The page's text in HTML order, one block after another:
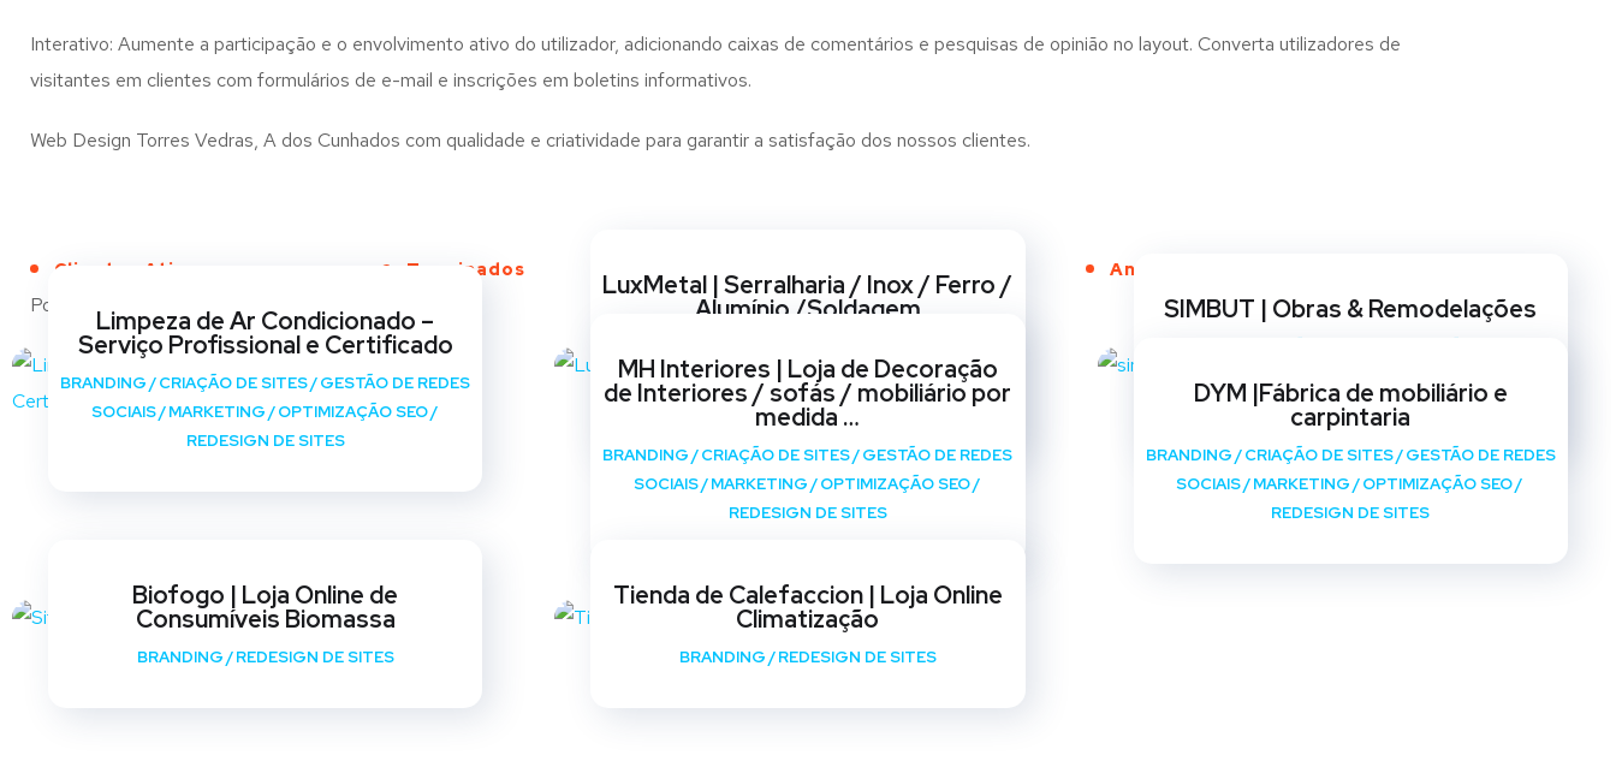
Interativo: Aumente a participação e o envolvimento ativo do utilizador, adicionando caixas de comentários e pesquisas de opinião no layout. Converta utilizadores de
visitantes em clientes com formulários de e-mail e inscrições em boletins informativos.
Web Design Torres Vedras, A dos Cunhados com qualidade e criatividade para garantir a satisfação dos nossos clientes.
Clientes Ativos Terminados Anos de Serviço
Portfólio
Limpeza de Ar Condicionado –
Serviço Profissional e Certificado
BRANDING/CRIAÇÃO DE SITES/GESTÃO DE REDES
SOCIAIS/MARKETING/OPTIMIZAÇÃO SEO/
REDESIGN DE SITES
LuxMetal | Serralharia / Inox / Ferro /
Alumínio /Soldagem
SOCIAIS/ MARKETING/OPTIMIZAÇÃO SEO/
REDESIGN DE SITES
SIMBUT | Obras & Remodelações
REDESIGN DE SITES
MH Interiores | Loja de Decoração
de Interiores / sofás / mobiliário por
medida …
BRANDING /CRIAÇÃO DE SITES/GESTÃO DE REDES
SOCIAIS/MARKETING/OPTIMIZAÇÃO SEO/
REDESIGN DE SITES
DYM |Fábrica de mobiliário e
carpintaria
BRANDING/CRIAÇÃO DE SITES/GESTÃO DE REDES
SOCIAIS/MARKETING/OPTIMIZAÇÃO SEO/
REDESIGN DE SITES
Biofogo | Loja Online de
Consumíveis Biomassa
BRANDING/REDESIGN DE SITES
Tienda de Calefaccion | Loja Online
Climatização
BRANDING/REDESIGN DE SITES